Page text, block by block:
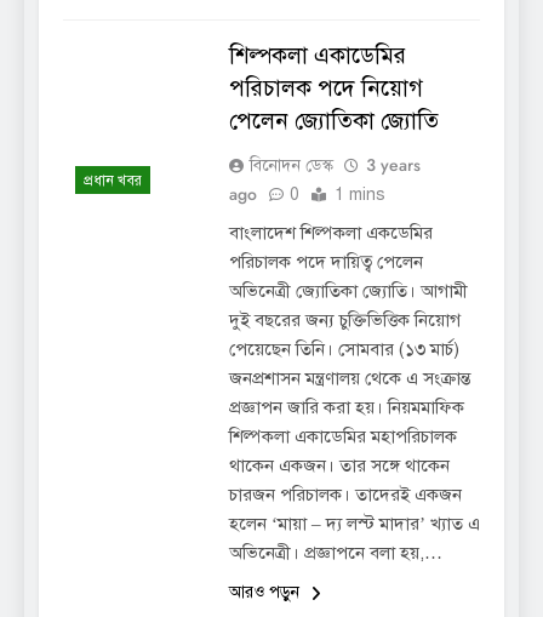
প্রধান খবর
শিল্পকলা একাডেমির
পরিচালক পদে নিয়োগ
পেলেন জ্যোতিকা জ্যোতি
বিনোদন ডেস্ক
3 years
ago
0 1 mins
বাংলাদেশ শিল্পকলা একডেমির
পরিচালক পদে দায়িত্ব পেলেন
অভিনেত্রী জ্যোতিকা জ্যোতি। আগামী
দুই বছরের জন্য চুক্তিভিত্তিক নিয়োগ
পেয়েছেন তিনি। সোমবার (১৩ মার্চ)
জনপ্রশাসন মন্ত্রণালয় থেকে এ সংক্রান্ত
প্রজ্ঞাপন জারি করা হয়। নিয়মমাফিক
শিল্পকলা একাডেমির মহাপরিচালক
থাকেন একজন। তার সঙ্গে থাকেন
চারজন পরিচালক। তাদেরই একজন
হলেন ‘মায়া – দ্য লস্ট মাদার’ খ্যাত এ
অভিনেত্রী। প্রজ্ঞাপনে বলা হয়,…
আরও পড়ুন